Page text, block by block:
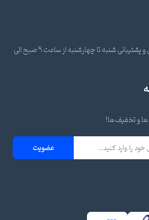
ساعات پاسخ گویی تلفنی و پشتیبانی شنبه تا چهارشنبه از ساعت 9 صبح الی
و تخفیف‌ها!
عضویت